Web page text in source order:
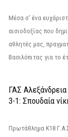
Μέσα σ' ένα
αισιοδοξίας που
αθλητές μας,
Βασιλόπιτας για το
ΓΑΣ
3-1: Σπουδαία
Πρωτάθλημα Κ18